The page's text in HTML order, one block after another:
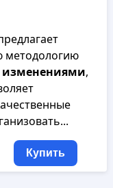
методологию
изменениями,
Купить